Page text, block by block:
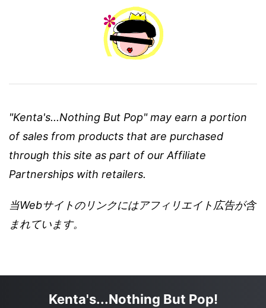
"Kenta's...Nothing But Pop" may earn a portion
of sales from products that are purchased
through this site as part of our Affiliate
Partnerships with retailers.
当Webサイトのリンクにはアフィリエイト広告が含
まれています。
Kenta's...Nothing But Pop!